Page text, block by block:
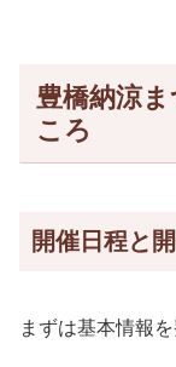
豊橋納涼
ころ
開催日程と
まずは基本情報